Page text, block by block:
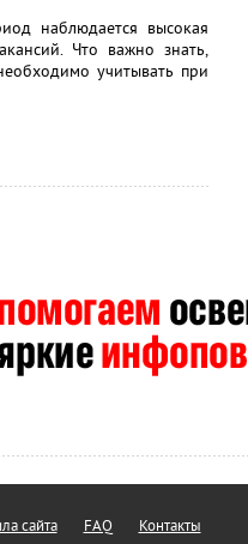
наблюдается высокая
Что важно знать,
учитывать при
сайта FAQ
Контакты